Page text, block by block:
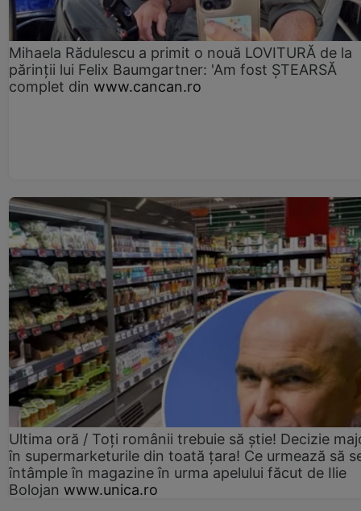
Mihaela Rădulescu a primit o nouă LOVITURĂ de la
părinții lui Felix Baumgartner: 'Am fost ȘTEARSĂ
complet din www.cancan.ro
Ultima oră / Toți românii trebuie să știe! Decizie
în supermarketurile din toată țara! Ce urmează să
întâmple în magazine în urma apelului făcut de Ilie
Bolojan www.unica.ro